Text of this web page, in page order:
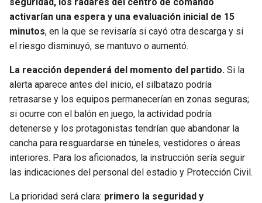
seguridad, los radares del centro de comando
activarían una espera y una evaluación inicial de 15
minutos, en la que se revisaría si cayó otra descarga y si
el riesgo disminuyó, se mantuvo o aumentó.
La reacción dependerá del momento del partido. Si la
alerta aparece antes del inicio, el silbatazo podría
retrasarse y los equipos permanecerían en zonas seguras;
si ocurre con el balón en juego, la actividad podría
detenerse y los protagonistas tendrían que abandonar la
cancha para resguardarse en túneles, vestidores o áreas
interiores. Para los aficionados, la instrucción sería seguir
las indicaciones del personal del estadio y Protección Civil.
La prioridad será clara: primero la seguridad y